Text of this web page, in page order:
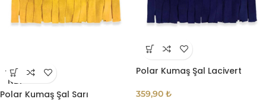
TÜKE
NDI
Polar Kumaş Şal Sarı
Polar Kumaş Şal Lacivert
359,90 ₺